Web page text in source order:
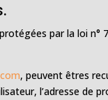
par la loi n°
, peuvent êtres
l’adresse de